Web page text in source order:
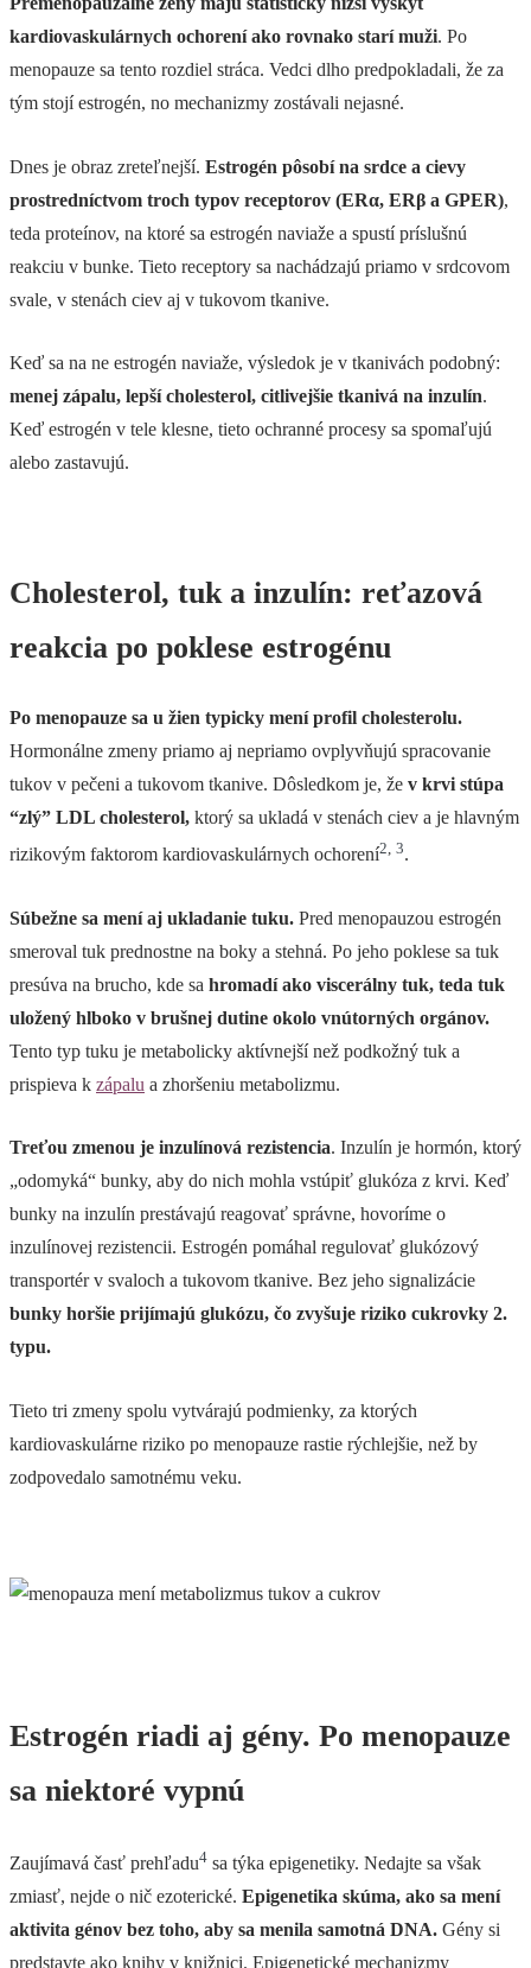
kardiovaskulárnych ochorení ako rovnako starí muži. Po
menopauze sa tento rozdiel stráca. Vedci dlho predpokladali, že za
tým stojí estrogén, no mechanizmy zostávali nejasné.
Dnes je obraz zreteľnejší. Estrogén pôsobí na srdce a cievy
prostredníctvom troch typov receptorov (ERα, ERβ a GPER),
teda proteínov, na ktoré sa estrogén naviaže a spustí príslušnú
reakciu v bunke. Tieto receptory sa nachádzajú priamo v srdcovom
svale, v stenách ciev aj v tukovom tkanive.
Keď sa na ne estrogén naviaže, výsledok je v tkanivách podobný:
menej zápalu, lepší cholesterol, citlivejšie tkanivá na inzulín.
Keď estrogén v tele klesne, tieto ochranné procesy sa spomaľujú
alebo zastavujú.
Cholesterol, tuk a inzulín: reťazová
reakcia po poklese estrogénu
Po menopauze sa u žien typicky mení profil cholesterolu.
Hormonálne zmeny priamo aj nepriamo ovplyvňujú spracovanie
tukov v pečeni a tukovom tkanive. Dôsledkom je, že v krvi stúpa
“zlý” LDL cholesterol, ktorý sa ukladá v stenách ciev a je hlavným
rizikovým faktorom kardiovaskulárnych ochorení2 3.
Súbežne sa mení aj ukladanie tuku. Pred menopauzou estrogén
smeroval tuk prednostne na boky a stehná. Po jeho poklese sa tuk
presúva na brucho, kde sa hromadí ako viscerálny tuk, teda tuk
uložený hlboko v brušnej dutine okolo vnútorných orgánov.
Tento typ tuku je metabolicky aktívnejší než podkožný tuk a
prispieva k zápalu a zhoršeniu metabolizmu.
Treťou zmenou je inzulínová rezistencia. Inzulín je hormón, ktorý
„odomyká“ bunky, aby do nich mohla vstúpiť glukóza z krvi. Keď
bunky na inzulín prestávajú reagovať správne, hovoríme o
inzulínovej rezistencii. Estrogén pomáhal regulovať glukózový
transportér v svaloch a tukovom tkanive. Bez jeho signalizácie
bunky horšie prijímajú glukózu, čo zvyšuje riziko cukrovky 2.
typu.
Tieto tri zmeny spolu vytvárajú podmienky, za ktorých
kardiovaskulárne riziko po menopauze rastie rýchlejšie, než by
zodpovedalo samotnému veku.
Estrogén riadi aj gény. Po menopauze
sa niektoré vypnú
Zaujímavá časť prehľadu4 sa týka epigenetiky. Nedajte sa však
zmiasť, nejde o nič ezoterické. Epigenetika skúma, ako sa mení
aktivita génov bez toho, aby sa menila samotná DNA. Gény si
predstavte ako knihy v knižnici. Epigenetické mechanizmy